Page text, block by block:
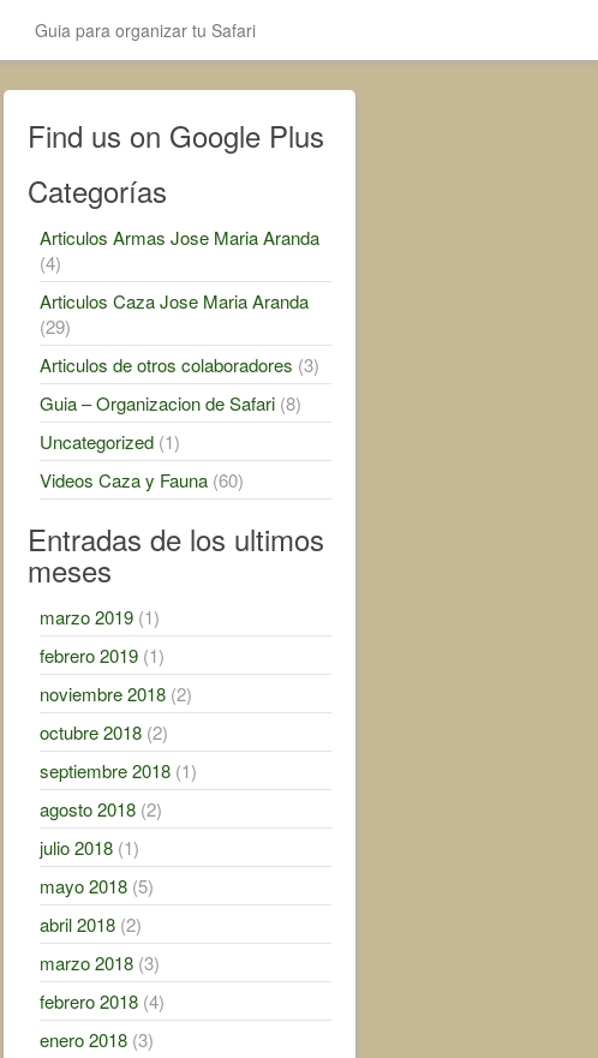
Guia para organizar tu Safari
Find us on Google Plus
Categorías
Articulos Armas Jose Maria Aranda
(4)
Articulos Caza Jose Maria Aranda
(29)
Articulos de otros colaboradores (3)
Guia – Organizacion de Safari(8)
Uncategorized(1)
Videos Caza y Fauna(60)
Entradas de los ultimos
meses
marzo 2019(1)
febrero 2019(1)
noviembre 2018(2)
octubre 2018(2)
septiembre 2018(1)
agosto 2018(2)
julio 2018(1)
mayo 2018(5)
abril 2018(2)
marzo 2018(3)
febrero 2018(4)
enero 2018(3)